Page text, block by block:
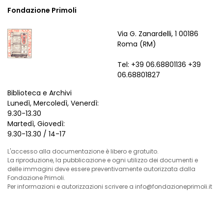
Fondazione Primoli
Via G. Zanardelli, 1 00186
Roma (RM)
Tel: +39 06.68801136 +39
06.68801827
Biblioteca e Archivi
Lunedì, Mercoledì, Venerdì:
9.30-13.30
Martedì, Giovedì:
9.30-13.30 / 14-17
L'accesso alla documentazione è libero e gratuito.
La riproduzione, la pubblicazione e ogni utilizzo dei documenti e
delle immagini deve essere preventivamente autorizzata dalla
Fondazione Primoli.
Per informazioni e autorizzazioni scrivere a info@fondazioneprimoli.it